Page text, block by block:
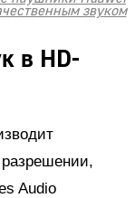
звуком
в HD-
Audio